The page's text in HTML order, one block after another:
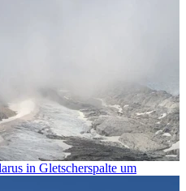
in Gletscherspalte um